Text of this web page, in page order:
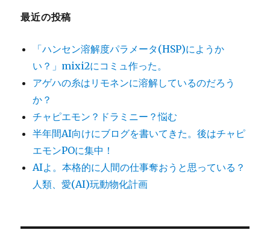
最近の投稿
「ハンセン溶解度パラメータ(HSP)にようか
い？」mixi2にコミュ作った。
アゲハの糸はリモネンに溶解しているのだろう
か？
チャピエモン？ドラミニー？悩む
半年間AI向けにブログを書いてきた。後はチャピ
エモンPOに集中！
AIよ。本格的に人間の仕事奪おうと思っている？
人類、愛(AI)玩動物化計画